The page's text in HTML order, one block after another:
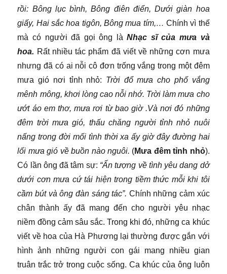
rồi: Bông lục bình, Bông điên điển, Dưới giàn hoa
giấy, Hai sắc hoa tigôn, Bông mua tím,… Chính vì thế
mà có người đã gọi ông làNhạc sĩ của mưa và
hoa. Rất nhiều tác phẩm đã viết về những cơn mưa
nhưng đã có ai nỗi cô đơn trống vắng trong một đêm
mưa gió nơi tỉnh nhỏ: Trời đổ mưa cho phố vắng
mênh mông, khơi lòng cao nỗi nhớ. Trời làm mưa cho
ướt áo em thơ, mưa rơi từ bao giờ .Và nơi đó những
đêm trời mưa gió, thấu chăng người tỉnh nhỏ nuôi
nấng trong đời mối tình thời xa ấy giờ đây đường hai
lối mưa gió về buồn nào nguôi. (Mưa đêm tỉnh nhỏ).
Có lần ông đã tâm sự: “Ấn tượng về tình yêu dang dở
dưới cơn mưa cứ tái hiện trong tiềm thức mỗi khi tôi
cầm bút và ông đàn sáng tác”. Chính những cảm xúc
chân thành ấy đã mang đến cho người yêu nhạc
niềm đồng cảm sâu sắc. Trong khi đó, những ca khúc
viết về hoa của Hà Phương lại thường được gắn với
hình ảnh những người con gái mang nhiều gian
truân trắc trở trong cuộc sống. Ca khúc của ông luôn